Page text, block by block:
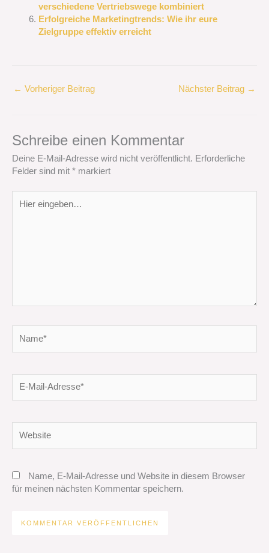
verschiedene Vertriebswege kombiniert
Erfolgreiche Marketingtrends: Wie ihr eure
Zielgruppe effektiv erreicht
← Vorheriger Beitrag Nächster Beitrag →
Schreibe einen Kommentar
Deine E-Mail-Adresse wird nicht veröffentlicht. Erforderliche
Felder sind mit * markiert
eingeben…
Mail-
Name, E-Mail-Adresse und Website in diesem Browser
für meinen nächsten Kommentar speichern.